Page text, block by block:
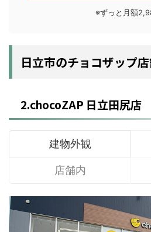
※ずっと月額
日立市のチョコザップ
2.chocoZAP 日立田尻店
建物外観
店舗内